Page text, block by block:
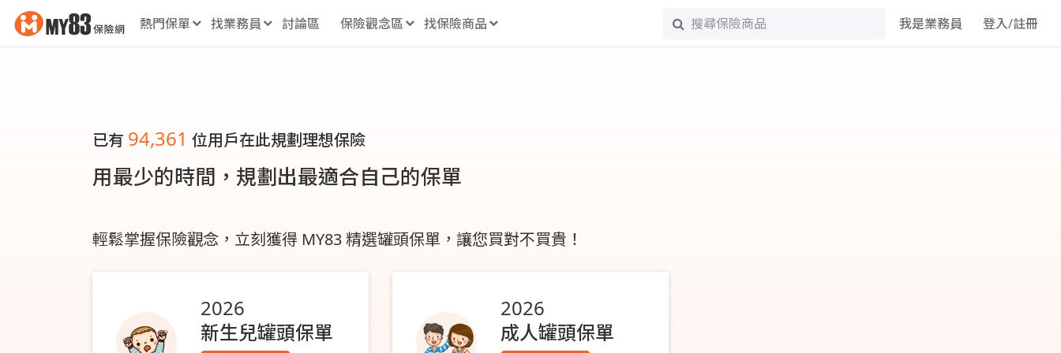
熱門保單 找業務員 討論區 保險觀念區 找保險商品 我是業務員 登入/註冊
已有 94,361 位用戶在此規劃理想保險
用最少的時間，規劃出最適合自己的保單
輕鬆掌握保險觀念，立刻獲得 MY83 精選罐頭保單，讓您買對不買貴！
2026
新生兒罐頭保單
2026
成人罐頭保單